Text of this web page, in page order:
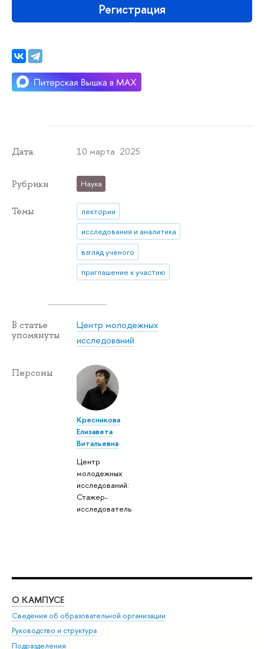
Регистрация
Дата 10 марта 2025
Рубрики Наука
Темы
лектории
исследования и аналитика
взгляд ученого
приглашение к участию
В статье
упомянуты
Центр молодежных
исследований
Персоны
Кресникова
Елизавета
Витальевна
Центр
молодежных
исследований:
Стажер-
исследователь
О КАМПУСЕ
Сведения об образовательной организации
Руководство и структура
Подразделения